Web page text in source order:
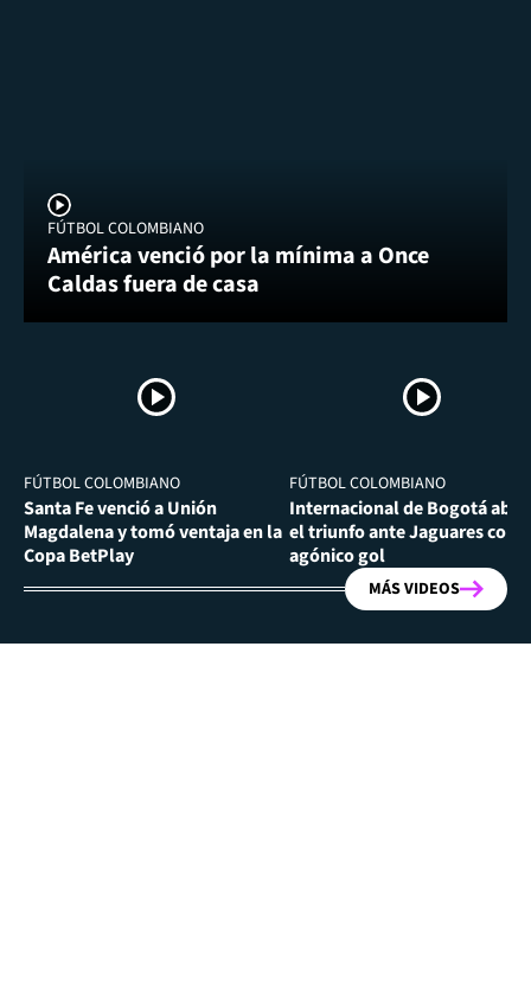
FÚTBOL COLOMBIANO
América venció por la mínima a Once
Caldas fuera de casa
FÚTBOL COLOMBIANO
Santa Fe venció a Unión
Magdalena y tomó ventaja en la
Copa BetPlay
FÚTBOL COLOMBIANO
Internacional de Bogotá
el triunfo ante Jaguares con
agónico gol
MÁS VIDEOS